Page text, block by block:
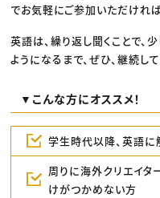
でお気軽にご参加いただければ
英語は、繰り返し聞くことで、
ようになるまで、ぜひ、継続し
▼こんな方にオススメ！
学生時代以降、英語に
周りに海外クリエイタ
けがつかめない方